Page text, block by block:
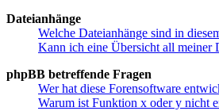
Dateianhänge
Welche Dateianhänge sind in
Kann ich eine Übersicht all meiner
phpBB betreffende Fragen
Wer hat diese Forensoftware
Warum ist Funktion x oder y nicht